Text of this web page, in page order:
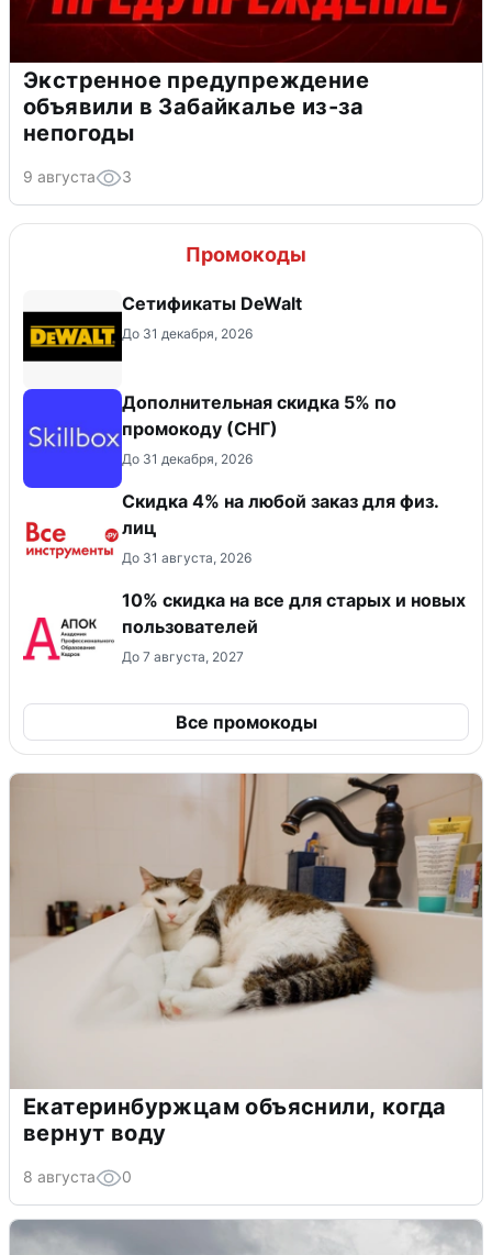
Экстренное предупреждение
объявили в Забайкалье из-за
непогоды
9 августа 3
Промокоды
Сетификаты DeWalt
До 31 декабря, 2026
Дополнительная скидка 5% по
промокоду (СНГ)
До 31 декабря, 2026
Скидка 4% на любой заказ для физ.
лиц
До 31 августа, 2026
10% скидка на все для старых и новых
пользователей
До 7 августа, 2027
Все промокоды
Екатеринбуржцам объяснили, когда
вернут воду
8 августа 0